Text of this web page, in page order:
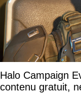
Halo Campaign
contenu gratuit,